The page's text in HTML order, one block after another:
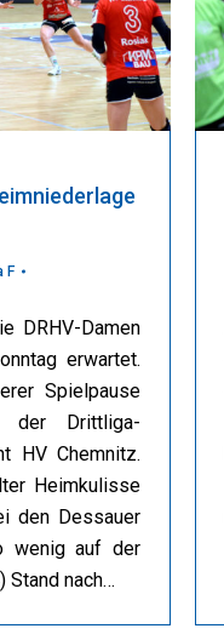
F
DRHV-Damen
erwartet.
Spielpause
der Drittliga-
HV Chemnitz.
Heimkulisse
den Dessauer
wenig auf der
Stand nach…